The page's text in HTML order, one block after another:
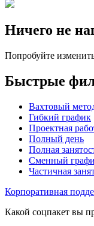
Ничего не
Попробуйте
Быстрые
Вахтовый
Гибкий график
Проектная
Полный день
Полная
Сменный
Частичная
Корпоративная
Какой соцпакет вы